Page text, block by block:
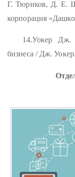
Г. Тюриков, Д. Е.
корпорация
14.Уокер Дж.
бизнеса / Дж.